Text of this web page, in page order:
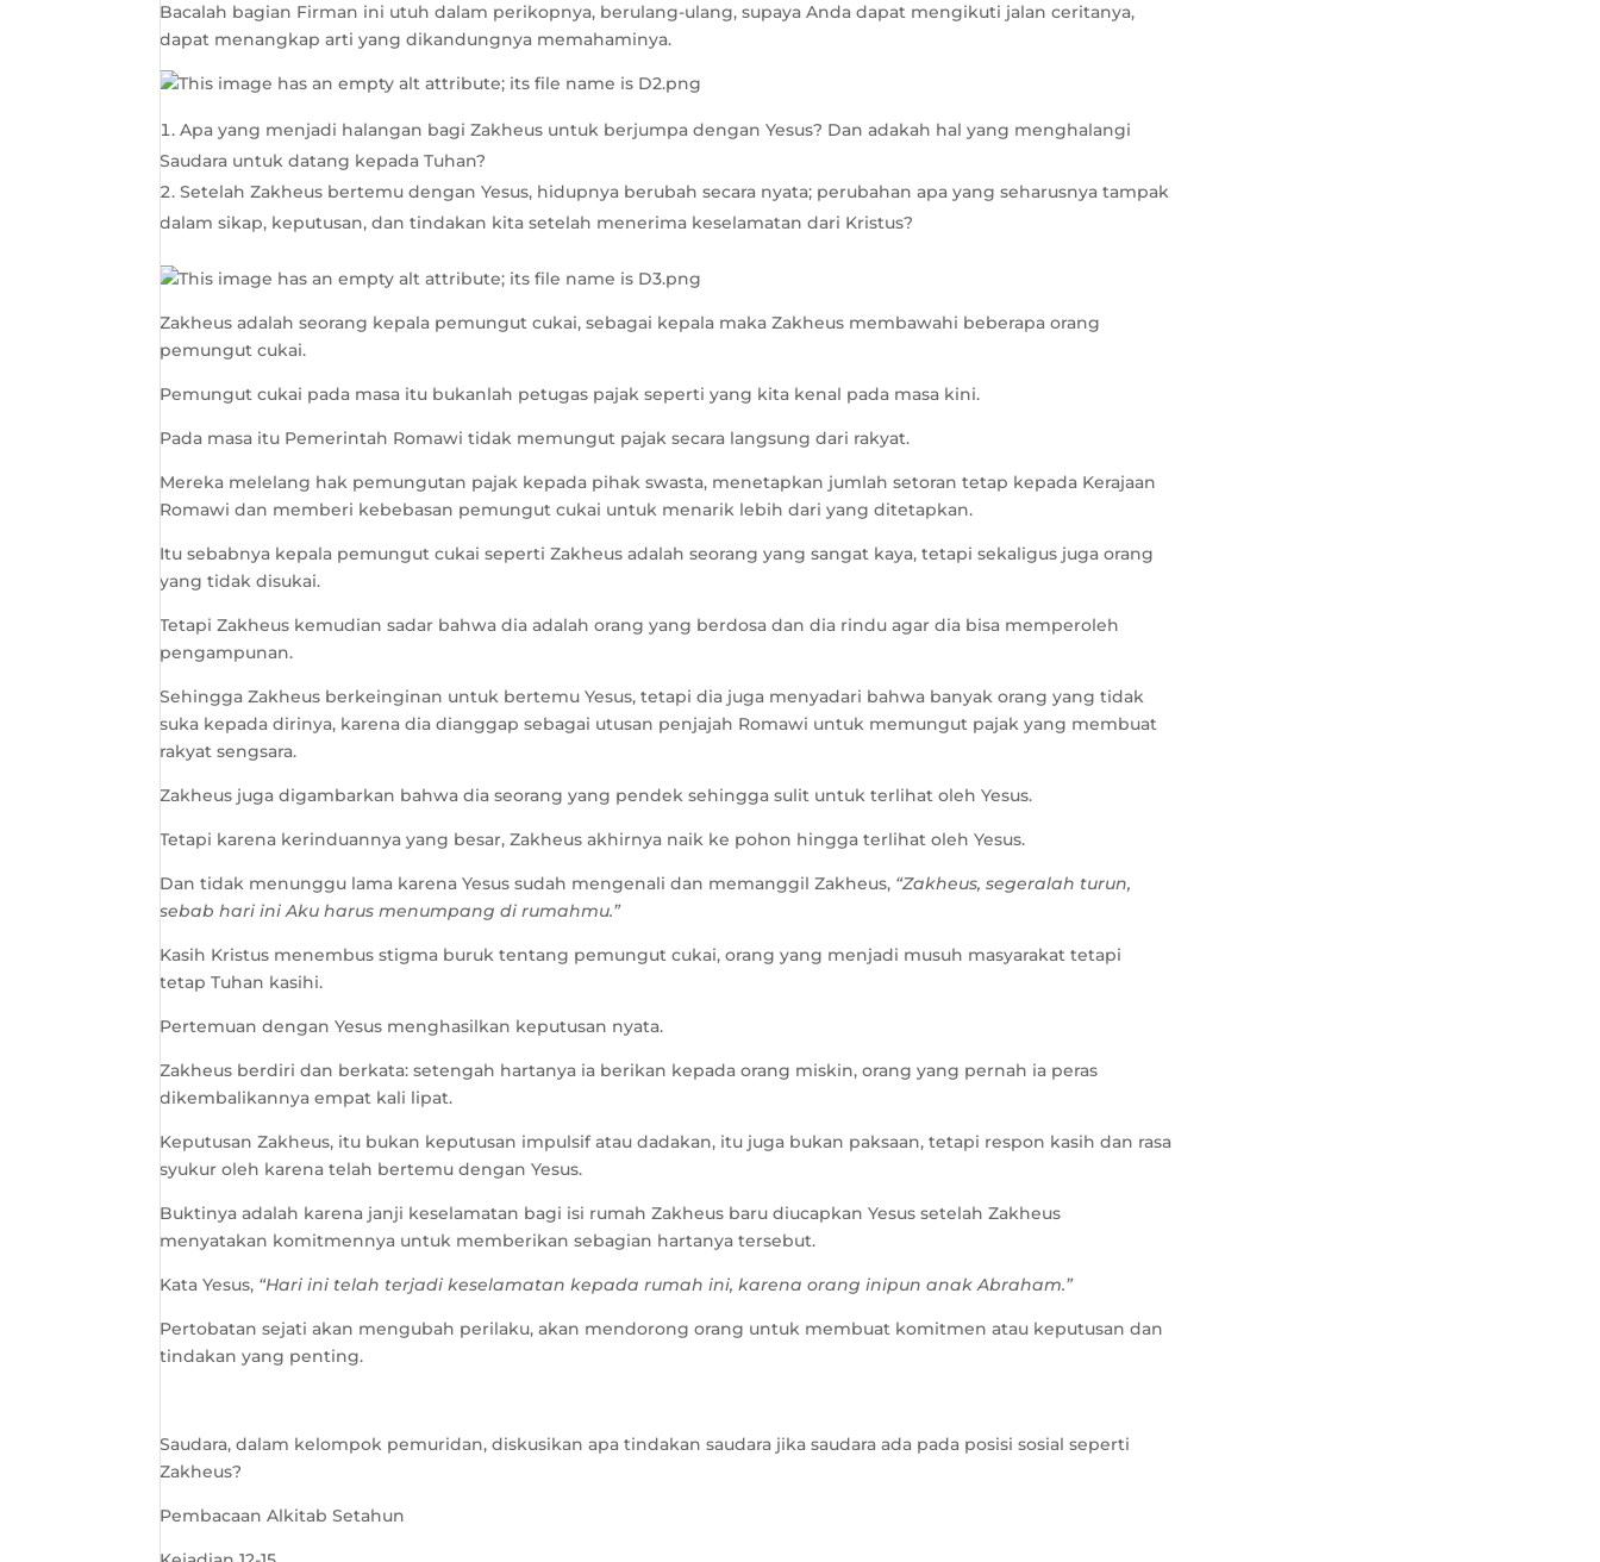
Bacalah bagian Firman ini utuh dalam perikopnya, berulang-ulang, supaya Anda dapat mengikuti jalan ceritanya,
dapat menangkap arti yang dikandungnya memahaminya.
Apa yang menjadi halangan bagi Zakheus untuk berjumpa dengan Yesus? Dan adakah hal yang menghalangi
Saudara untuk datang kepada Tuhan?
Setelah Zakheus bertemu dengan Yesus, hidupnya berubah secara nyata; perubahan apa yang seharusnya tampak
dalam sikap, keputusan, dan tindakan kita setelah menerima keselamatan dari Kristus?
Zakheus adalah seorang kepala pemungut cukai, sebagai kepala maka Zakheus membawahi beberapa orang
pemungut cukai.
Pemungut cukai pada masa itu bukanlah petugas pajak seperti yang kita kenal pada masa kini.
Pada masa itu Pemerintah Romawi tidak memungut pajak secara langsung dari rakyat.
Mereka melelang hak pemungutan pajak kepada pihak swasta, menetapkan jumlah setoran tetap kepada Kerajaan
Romawi dan memberi kebebasan pemungut cukai untuk menarik lebih dari yang ditetapkan.
Itu sebabnya kepala pemungut cukai seperti Zakheus adalah seorang yang sangat kaya, tetapi sekaligus juga orang
yang tidak disukai.
Tetapi Zakheus kemudian sadar bahwa dia adalah orang yang berdosa dan dia rindu agar dia bisa memperoleh
pengampunan.
Sehingga Zakheus berkeinginan untuk bertemu Yesus, tetapi dia juga menyadari bahwa banyak orang yang tidak
suka kepada dirinya, karena dia dianggap sebagai utusan penjajah Romawi untuk memungut pajak yang membuat
rakyat sengsara.
Zakheus juga digambarkan bahwa dia seorang yang pendek sehingga sulit untuk terlihat oleh Yesus.
Tetapi karena kerinduannya yang besar, Zakheus akhirnya naik ke pohon hingga terlihat oleh Yesus.
Dan tidak menunggu lama karena Yesus sudah mengenali dan memanggil Zakheus, “Zakheus, segeralah turun,
sebab hari ini Aku harus menumpang di rumahmu.”
Kasih Kristus menembus stigma buruk tentang pemungut cukai, orang yang menjadi musuh masyarakat tetapi
tetap Tuhan kasihi.
Pertemuan dengan Yesus menghasilkan keputusan nyata.
Zakheus berdiri dan berkata: setengah hartanya ia berikan kepada orang miskin, orang yang pernah ia peras
dikembalikannya empat kali lipat.
Keputusan Zakheus, itu bukan keputusan impulsif atau dadakan, itu juga bukan paksaan, tetapi respon kasih dan rasa
syukur oleh karena telah bertemu dengan Yesus.
Buktinya adalah karena janji keselamatan bagi isi rumah Zakheus baru diucapkan Yesus setelah Zakheus
menyatakan komitmennya untuk memberikan sebagian hartanya tersebut.
Kata Yesus, “Hari ini telah terjadi keselamatan kepada rumah ini, karena orang inipun anak Abraham.”
Pertobatan sejati akan mengubah perilaku, akan mendorong orang untuk membuat komitmen atau keputusan dan
tindakan yang penting.
Saudara, dalam kelompok pemuridan, diskusikan apa tindakan saudara jika saudara ada pada posisi sosial seperti
Zakheus?
Pembacaan Alkitab Setahun